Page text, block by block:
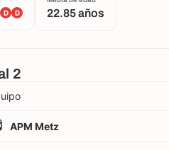
D D 22.85 años
2
APM Metz